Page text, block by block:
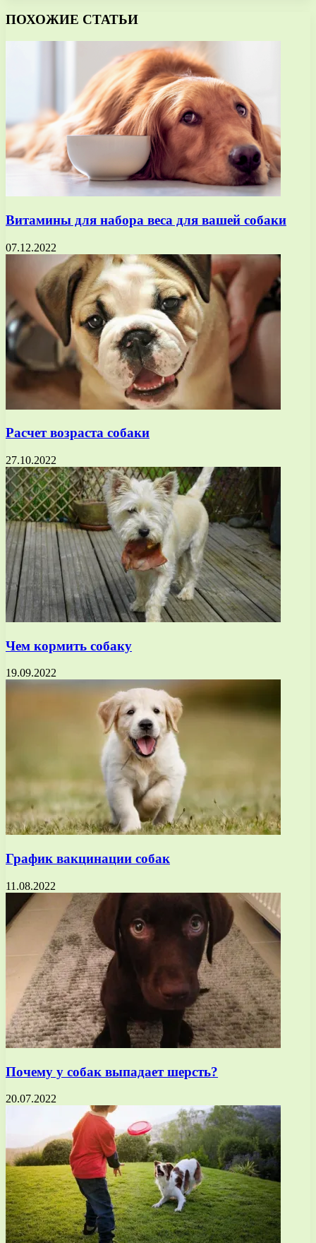
ПОХОЖИЕ СТАТЬИ
Витамины для набора веса для вашей собаки
07.12.2022
Расчет возраста собаки
27.10.2022
Чем кормить собаку
19.09.2022
График вакцинации собак
11.08.2022
Почему у собак выпадает шерсть?
20.07.2022